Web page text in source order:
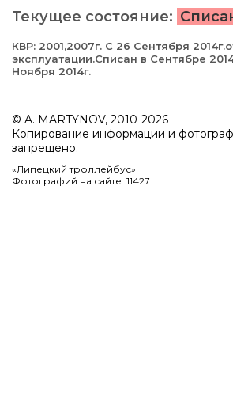
Текущее состояние:
КВР: 2001,2007г. С 26 Сентября
эксплуатации.Списан в Сентябре
Ноября 2014г.
© A. MARTYNOV, 2010-2026
Копирование информации и
запрещено.
«Липецкий троллейбус»
Фотографий на сайте: 11427